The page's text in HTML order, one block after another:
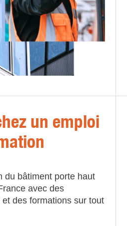
un emploi
du bâtiment porte haut
avec des
des formations sur tout